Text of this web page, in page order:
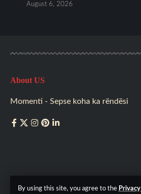
By using this site, you agree to the Privacy
August 6, 2026
About US
Momenti - Sepse koha ka rëndësi